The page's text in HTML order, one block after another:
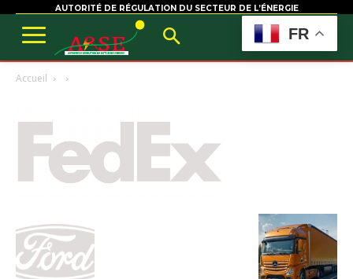
AUTORITÉ DE RÉGULATION DU SECTEUR DE L’ÉNERGIE
Accueil
FR